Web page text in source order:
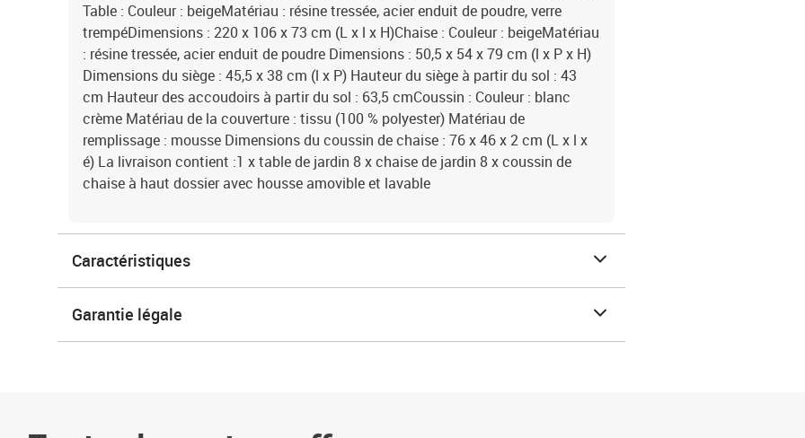
Table : Couleur : beigeMatériau : résine tressée, acier enduit de poudre, verre
trempéDimensions : 220 x 106 x 73 cm (L x l x H)Chaise : Couleur : beigeMatériau
: résine tressée, acier enduit de poudre Dimensions : 50,5 x 54 x 79 cm (l x P x H)
Dimensions du siège : 45,5 x 38 cm (l x P) Hauteur du siège à partir du sol : 43
cm Hauteur des accoudoirs à partir du sol : 63,5 cmCoussin : Couleur : blanc
crème Matériau de la couverture : tissu (100 % polyester) Matériau de
remplissage : mousse Dimensions du coussin de chaise : 76 x 46 x 2 cm (L x l x
é) La livraison contient :1 x table de jardin 8 x chaise de jardin 8 x coussin de
chaise à haut dossier avec housse amovible et lavable
Caractéristiques
Garantie légale